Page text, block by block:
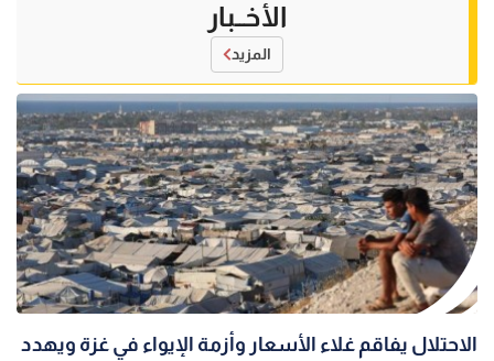
الأخــبار
المزيد
الاحتلال يفاقم غلاء الأسعار وأزمة الإيواء في غزة ويهدد